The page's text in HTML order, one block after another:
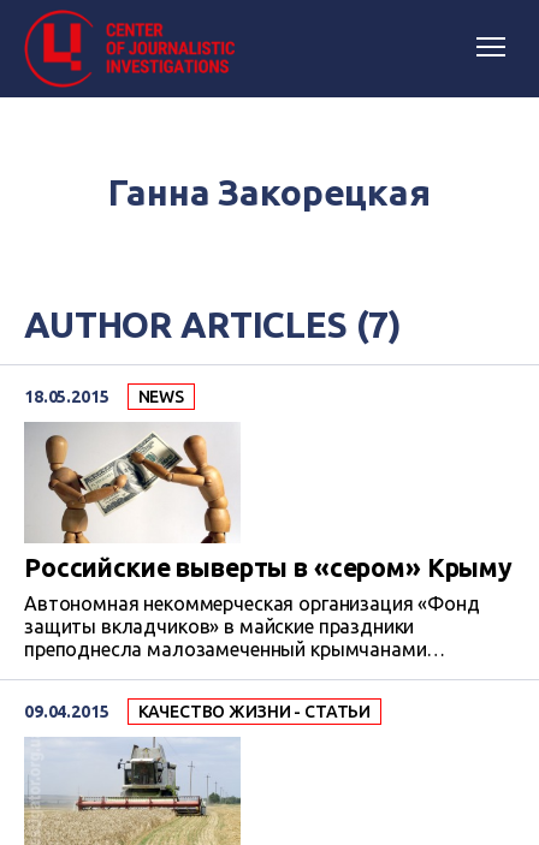
Ганна Закорецкая
AUTHOR ARTICLES (7)
18.05.2015 NEWS
Российские выверты в «сером» Крыму
Автономная некоммерческая организация «Фонд
защиты вкладчиков» в майские праздники
преподнесла малозамеченный крымчанами
заемщиков кредитных учреждений, прекративших
работу на территории КФО» дан старт взысканию с
жителей полуострова кредитов, выданных
украинскими банками до аннексии. В переводе на
понятный язык, крымчане начнут получать решения
судов российской юрисдикции, которые обяжут их
погасить взятый по…
09.04.2015 КАЧЕСТВО ЖИЗНИ - СТАТЬИ